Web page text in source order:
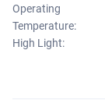
Operating
Temperature:
High Light: